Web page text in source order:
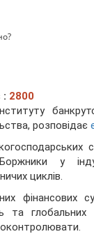
: 2800
розповідає
у
циклів.
фінансових
та